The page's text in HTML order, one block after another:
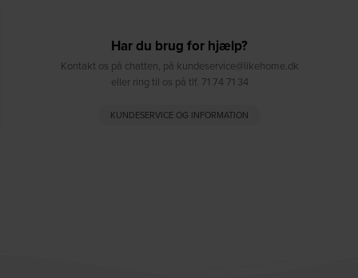
Har du brug for hjælp?
Kontakt os på chatten, på kundeservice@likehome.dk
eller ring til os på tlf. 71 74 71 34
KUNDESERVICE OG INFORMATION